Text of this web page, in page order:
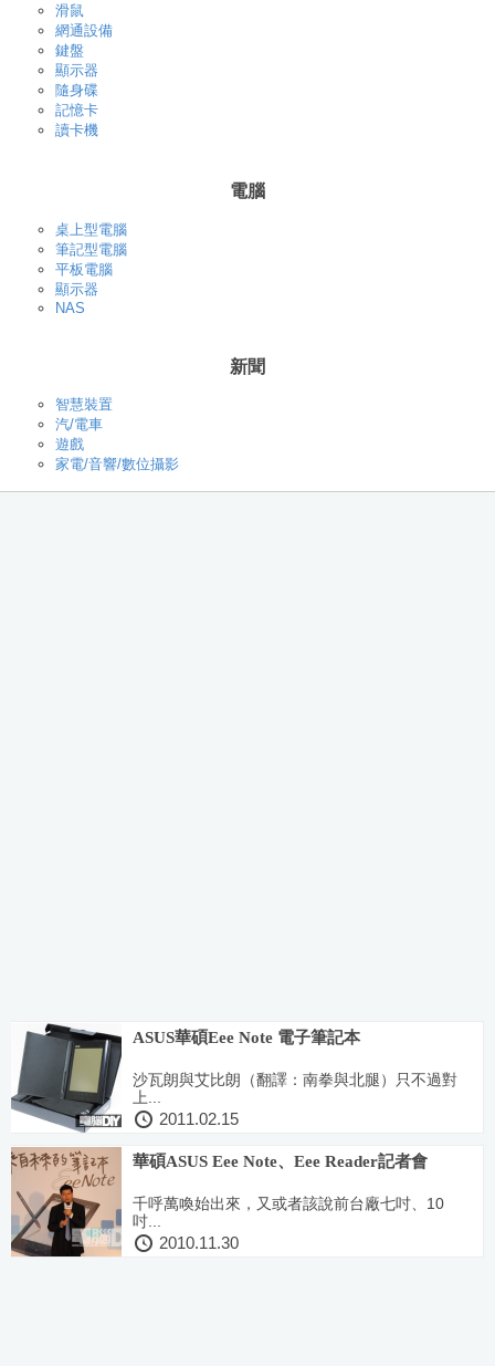
滑鼠
網通設備
鍵盤
顯示器
隨身碟
記憶卡
讀卡機
電腦
桌上型電腦
筆記型電腦
平板電腦
顯示器
NAS
新聞
智慧裝置
汽/電車
遊戲
家電/音響/數位攝影
ASUS華碩Eee Note 電子筆記本
沙瓦朗與艾比朗（翻譯：南拳與北腿）只不過對
上...
2011.02.15
華碩ASUS Eee Note、Eee Reader記者會
千呼萬喚始出來，又或者該說前台廠七吋、10
吋...
2010.11.30